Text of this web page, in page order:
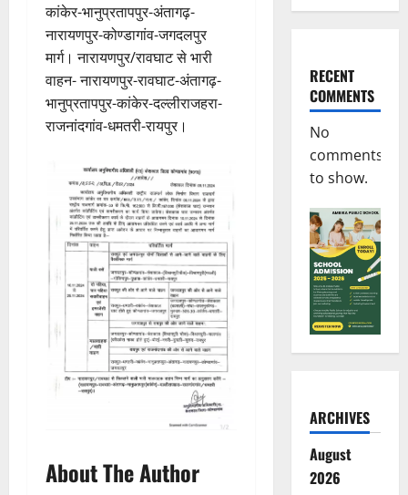
कांकेर-भानुप्रतापपुर-अंतागढ़-
नारायणपुर-कोण्डागांव-जगदलपुर
मार्ग। नारायणपुर/रावघाट से भारी
वाहन- नारायणपुर-रावघाट-अंतागढ़-
भानुप्रतापपुर-कांकेर-दल्लीराजहरा-
राजनांदगांव-धमतरी-रायपुर।
About The Author
RECENT
COMMENTS
No
comments
to show.
ARCHIVES
August
2026